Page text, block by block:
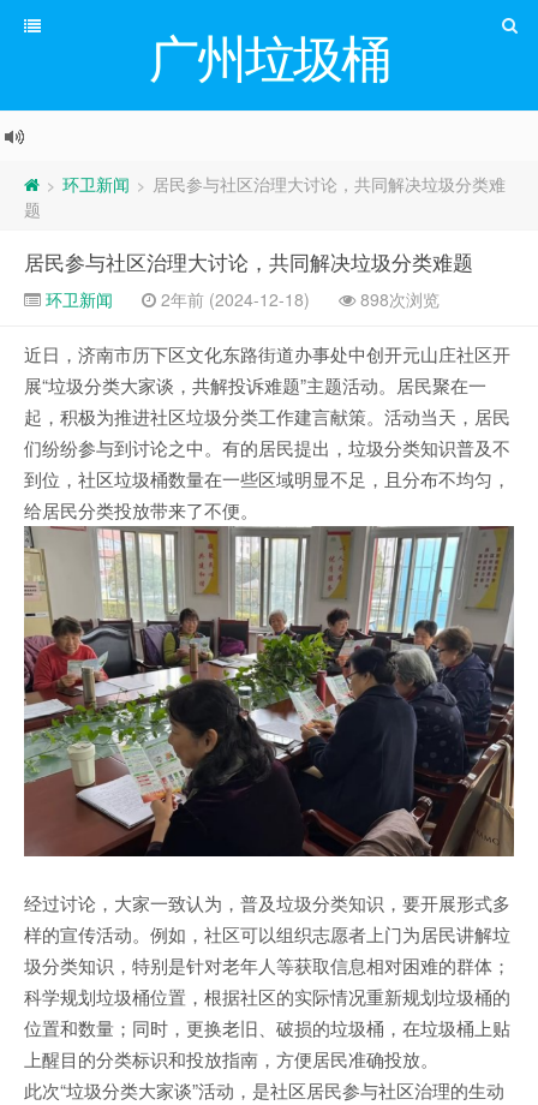
广州垃圾桶
> 环卫新闻 > 居民参与社区治理大讨论，共同解决垃圾分类难
题
居民参与社区治理大讨论，共同解决垃圾分类难题
环卫新闻 2年前 (2024-12-18) 898次浏览
近日，济南市历下区文化东路街道办事处中创开元山庄社区开
展“垃圾分类大家谈，共解投诉难题”主题活动。居民聚在一
起，积极为推进社区垃圾分类工作建言献策。活动当天，居民
们纷纷参与到讨论之中。有的居民提出，垃圾分类知识普及不
到位，社区垃圾桶数量在一些区域明显不足，且分布不均匀，
给居民分类投放带来了不便。
经过讨论，大家一致认为，普及垃圾分类知识，要开展形式多
样的宣传活动。例如，社区可以组织志愿者上门为居民讲解垃
圾分类知识，特别是针对老年人等获取信息相对困难的群体；
科学规划垃圾桶位置，根据社区的实际情况重新规划垃圾桶的
位置和数量；同时，更换老旧、破损的垃圾桶，在垃圾桶上贴
上醒目的分类标识和投放指南，方便居民准确投放。
此次“垃圾分类大家谈”活动，是社区居民参与社区治理的生动